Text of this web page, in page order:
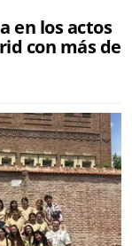
en los actos
con más de